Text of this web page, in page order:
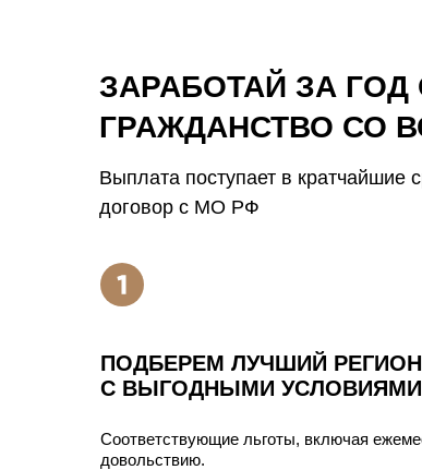
ЗАРАБОТАЙ ЗА ГОД
ГРАЖДАНСТВО СО
Выплата поступает в кратчайшие
договор с МО РФ
ПОДБЕРЕМ ЛУЧШИЙ РЕГИОН
С ВЫГОДНЫМИ УСЛОВИЯМИ
Соответствующие льготы, включая
довольствию.